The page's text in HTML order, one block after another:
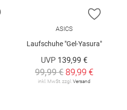
ZUR WUNSCHLISTE HINZUFÜGEN
ZUR
ASICS
Laufschuhe "Gel-Yasura"
UVP 139,99 €
99,99 € 89,99 €
inkl. MwSt. zzgl.Versand